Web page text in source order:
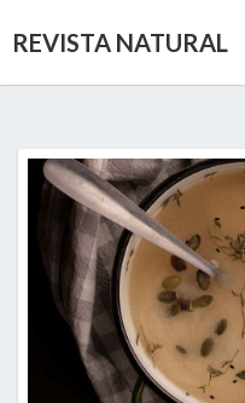
REVISTA NATURAL